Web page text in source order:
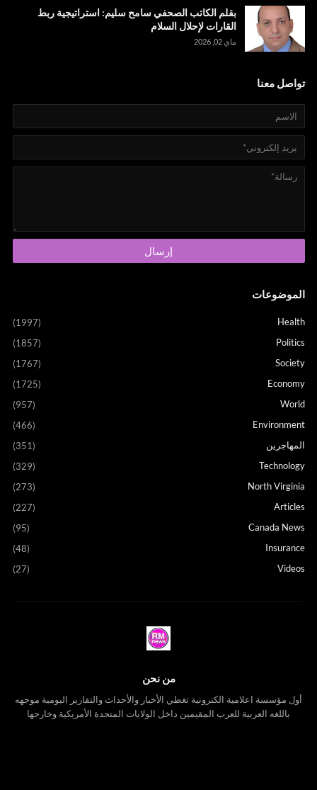
بقلم الكاتب الصحفي سامح سليم: استراتيجية ربط
القارات لإحلال السلام
ماي 02, 2026
تواصل معنا
الموضوعات
Health
(1997)
Politics
(1857)
Society
(1767)
Economy
(1725)
World
(957)
Environment
(466)
المهاجرين
(351)
Technology
(329)
North Virginia
(273)
Articles
(227)
Canada News
(95)
Insurance
(48)
Videos
(27)
من نحن
أول مؤسسة اعلامية الكترونية تغطي الأخبار والأحداث والتقارير اليومية موجهه
باللغه العربية للعرب المقيمين داخل الولايات المتحدة الأمريكية وخارجها